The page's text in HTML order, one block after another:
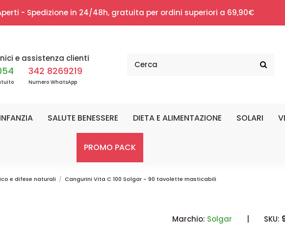
- Spedizione in 24/48h, gratuita per ordini superiori a 69,90€
e assistenza clienti
342 8269219
Numero WhatsApp
SALUTE BENESSERE DIETA E ALIMENTAZIONE SOLARI
PROMO PACK
e difese naturali Cangurini Vita C 100 Solgar - 90 tavolette masticabili
Marchio: Solgar | SKU: